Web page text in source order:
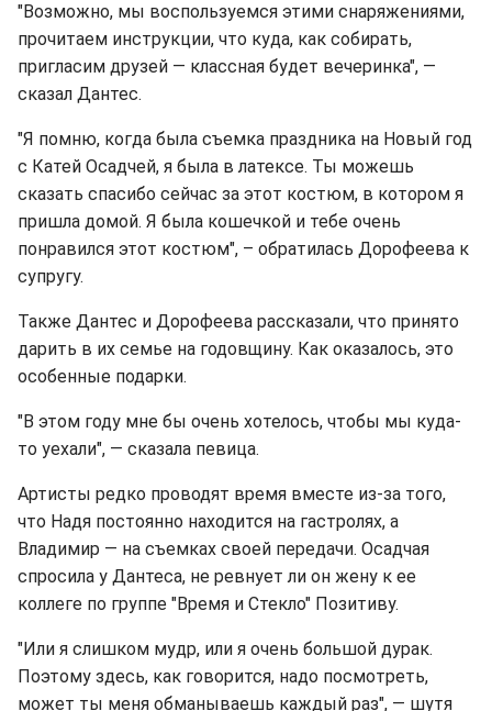
"Возможно, мы воспользуемся этими снаряжениями,
прочитаем инструкции, что куда, как собирать,
пригласим друзей — классная будет вечеринка", —
сказал Дантес.
"Я помню, когда была съемка праздника на Новый год
с Катей Осадчей, я была в латексе. Ты можешь
сказать спасибо сейчас за этот костюм, в котором я
пришла домой. Я была кошечкой и тебе очень
понравился этот костюм", – обратилась Дорофеева к
супругу.
Также Дантес и Дорофеева рассказали, что принято
дарить в их семье на годовщину. Как оказалось, это
особенные подарки.
"В этом году мне бы очень хотелось, чтобы мы куда-
то уехали", — сказала певица.
Артисты редко проводят время вместе из-за того,
что Надя постоянно находится на гастролях, а
Владимир — на съемках своей передачи. Осадчая
спросила у Дантеса, не ревнует ли он жену к ее
коллеге по группе "Время и Стекло" Позитиву.
"Или я слишком мудр, или я очень большой дурак.
Поэтому здесь, как говорится, надо посмотреть,
может ты меня обманываешь каждый раз", — шутя